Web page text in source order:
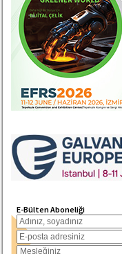
E-Bülten Aboneliği